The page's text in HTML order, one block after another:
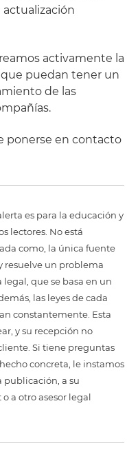
activamente la
puedan tener un
de las
ponerse en contacto
es para la educación y
lectores. No está
como, la única fuente
resuelve un problema
que se basa en un
las leyes de cada
constantemente. Esta
y su recepción no
Si tiene preguntas
concreta, le instamos
publicación, a su
a otro asesor legal